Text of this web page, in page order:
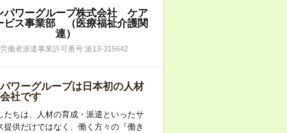
パワーグループ株式会社 ケア
ビス事業部 （医療福祉介護関
連）
労働者派遣事業許可番号:派13-315642
ワーグループは日本初の人材
社です
たちは、人材の育成・派遣といったサ
提供だけではなく、働く方々の『働き